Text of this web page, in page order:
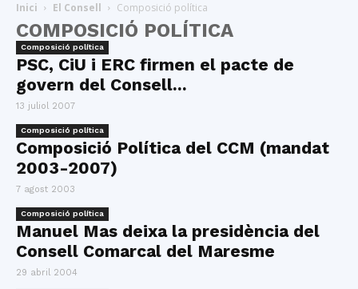
Inici El Consell Composició política
COMPOSICIÓ POLÍTICA
Composició política
PSC, CiU i ERC firmen el pacte de
govern del Consell...
13 juliol 2007
Composició política
Composició Política del CCM (mandat
2003-2007)
7 agost 2003
Composició política
Manuel Mas deixa la presidència del
Consell Comarcal del Maresme
29 abril 2004